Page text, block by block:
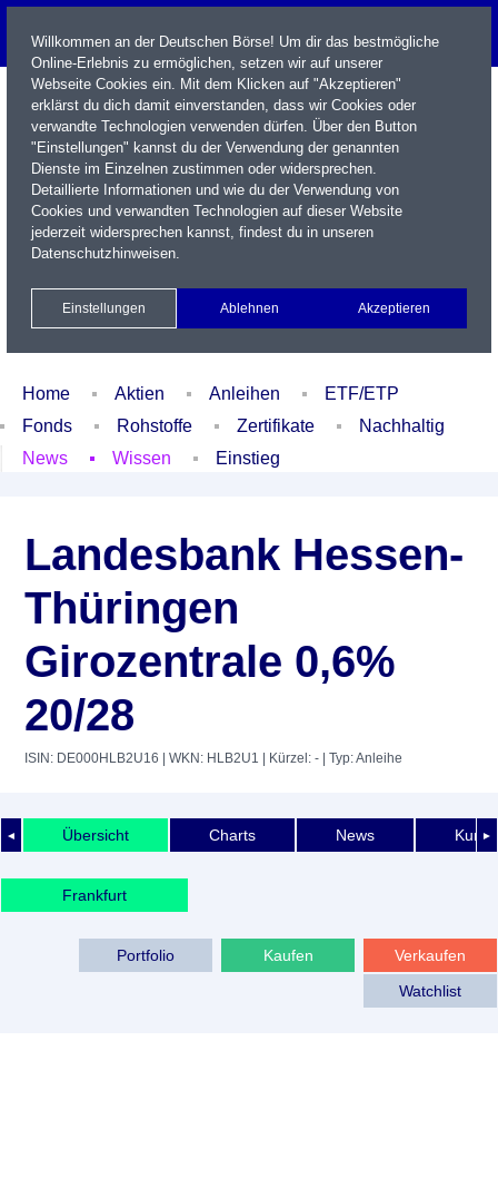
Name / WKN / ISIN / Kürzel
Xetra Realtime
Watchlist Portfolio Login
Home Aktien Anleihen
ETF/ETP
Fonds
Rohstoffe Zertifikate
Nachhaltig
News
Wissen Einstieg
Landesbank Hessen-
Thüringen
Girozentrale 0,6%
20/28
ISIN: DE000HLB2U16 | WKN: HLB2U1 | Kürzel: - | Typ: Anleihe
◄ ►
Übersicht Charts News
Frankfurt
Verkaufen
Kaufen
Portfolio
Watchlist
Willkommen an der Deutschen Börse! Um dir das bestmögliche
Online-Erlebnis zu ermöglichen, setzen wir auf unserer
Webseite Cookies ein. Mit dem Klicken auf "Akzeptieren"
erklärst du dich damit einverstanden, dass wir Cookies oder
verwandte Technologien verwenden dürfen. Über den Button
"Einstellungen" kannst du der Verwendung der genannten
Dienste im Einzelnen zustimmen oder widersprechen.
Detaillierte Informationen und wie du der Verwendung von
Cookies und verwandten Technologien auf dieser Website
jederzeit widersprechen kannst, findest du in unseren
Datenschutzhinweisen.
Einstellungen Ablehnen Akzeptieren